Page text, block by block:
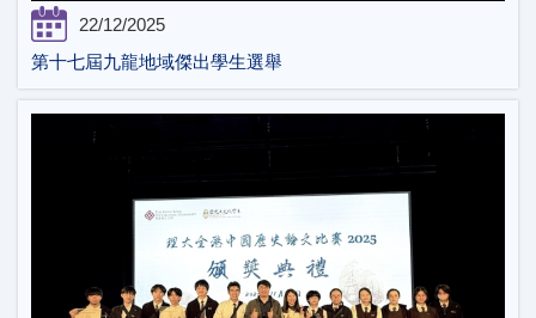
22/12/2025
第十七屆九龍地域傑出學生選舉